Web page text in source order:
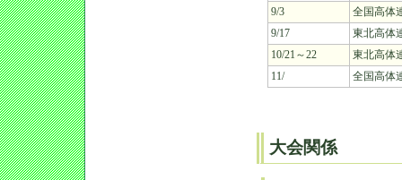
9/3
全国高体
9/17
東北高体
10/21～22
東北高体
11/
全国高体
大会関係